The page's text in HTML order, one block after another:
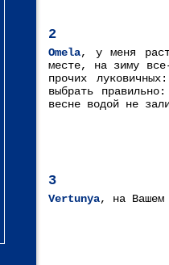
2
Omela, у меня
месте, на зиму
прочих
выбрать
весне водой не
3
Vertunya, на Вашем